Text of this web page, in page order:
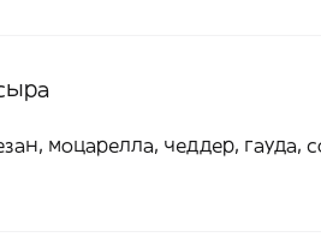
моцарелла, чеддер, гауда,